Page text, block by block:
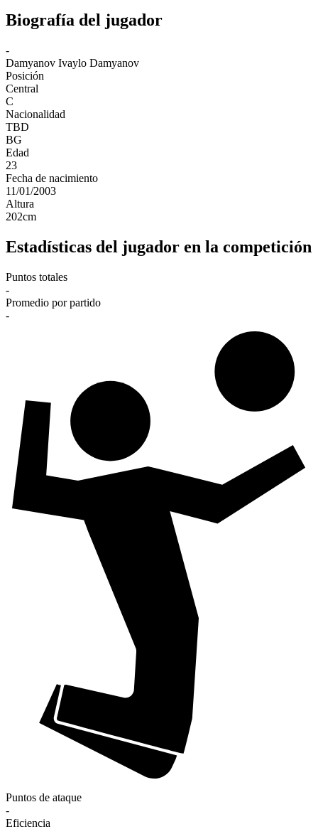
Biografía del jugador
-
Damyanov Ivaylo Damyanov
Posición
Central
C
Nacionalidad
TBD
BG
Edad
23
Fecha de nacimiento
11/01/2003
Altura
202cm
Estadísticas del jugador en la competición
Puntos totales
-
Promedio por partido
-
Puntos de ataque
-
Eficiencia